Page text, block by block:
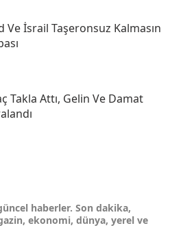
Ve İsrail Taşeronsuz Kalmasın
Takla Attı, Gelin Ve Damat
haberler. Son dakika,
ekonomi, dünya, yerel ve